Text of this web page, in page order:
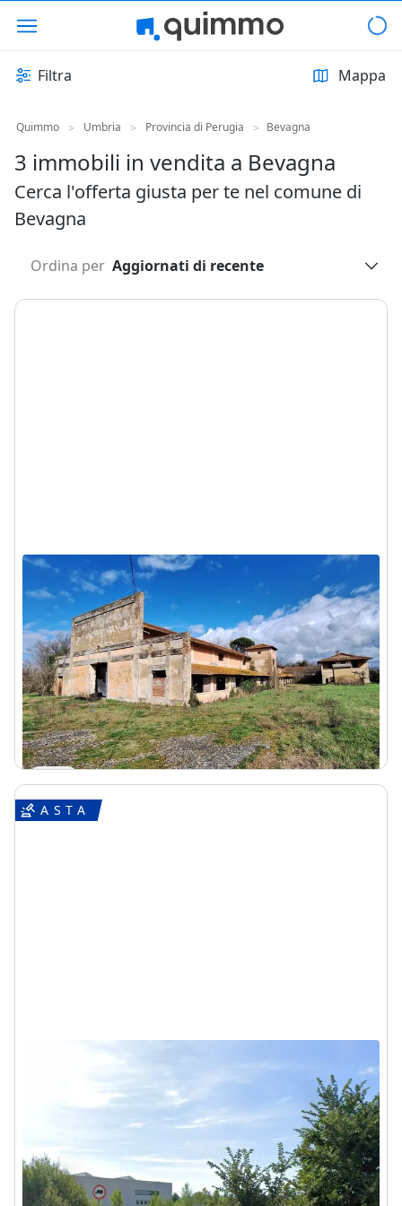
Filtra Mappa
Quimmo > Umbria > Provincia di Perugia > Bevagna
3 immobili in vendita a Bevagna
Cerca l'offerta giusta per te nel comune di
Bevagna
Ordina per Aggiornati di recente
Complesso artigianale con cortile e
pertinenze
Bevagna (Perugia) - Via Pian dei Molini, 06031
Bevagna PG, Italia
DA 726.000 €
1819 m2
Visita Messaggio Chiama
Asta Terreni agricoli in zona
produttiva
Bevagna (Perugia) - Via Flaminia snc
DA 15.000 €